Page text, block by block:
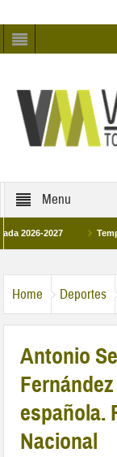
Menu
2027 Temporada
Home Deportes
Antonio
española.
Nacional